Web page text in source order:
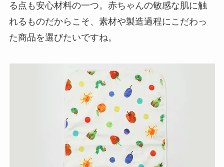
る点も安心材料の一つ。赤ちゃんの敏感な肌に触
れるものだからこそ、素材や製造過程にこだわっ
た商品を選びたいですね。